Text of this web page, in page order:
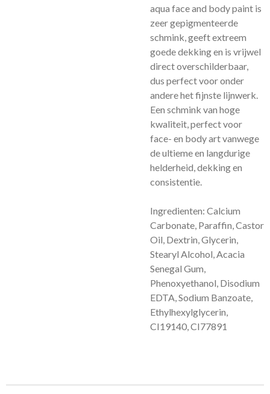
aqua face and body paint is
zeer gepigmenteerde
schmink, geeft extreem
goede dekking en is vrijwel
direct overschilderbaar,
dus perfect voor onder
andere het fijnste lijnwerk.
Een schmink van hoge
kwaliteit, perfect voor
face- en body art vanwege
de ultieme en langdurige
helderheid, dekking en
consistentie.
Ingredienten: Calcium
Carbonate, Paraffin, Castor
Oil, Dextrin, Glycerin,
Stearyl Alcohol, Acacia
Senegal Gum,
Phenoxyethanol, Disodium
EDTA, Sodium Banzoate,
Ethylhexylglycerin,
CI19140, CI77891